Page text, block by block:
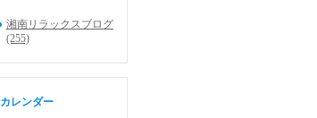
湘南リラックスブログ
(255)
カレンダー